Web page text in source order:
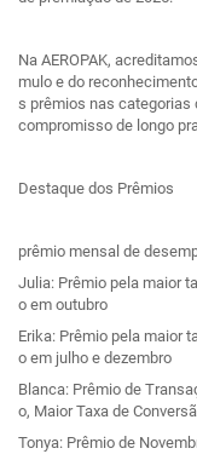
Na AEROPAK,
mulo e do
s prêmios nas categorias
compromisso de longo
Destaque dos Prêmios
prêmio mensal de
Julia: Prêmio pela maior
o em outubro
Erika: Prêmio pela maior
o em julho e dezembro
Blanca: Prêmio de
o, Maior Taxa de
Tonya: Prêmio de